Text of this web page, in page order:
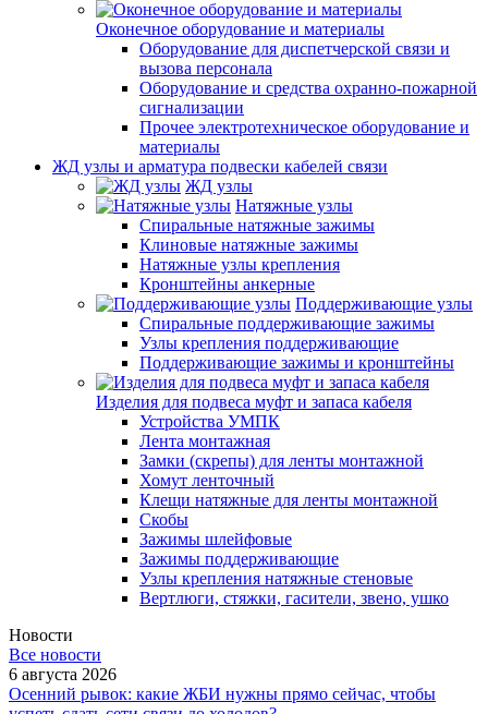
Оконечное оборудование и материалы
Оборудование для диспетчерской связи и
вызова персонала
Оборудование и средства охранно-пожарной
сигнализации
Прочее электротехническое оборудование и
материалы
ЖД узлы и арматура подвески кабелей связи
ЖД узлы
Натяжные узлы
Спиральные натяжные зажимы
Клиновые натяжные зажимы
Натяжные узлы крепления
Кронштейны анкерные
Поддерживающие узлы
Спиральные поддерживающие зажимы
Узлы крепления поддерживающие
Поддерживающие зажимы и кронштейны
Изделия для подвеса муфт и запаса кабеля
Устройства УМПК
Лента монтажная
Замки (скрепы) для ленты монтажной
Хомут ленточный
Клещи натяжные для ленты монтажной
Скобы
Зажимы шлейфовые
Зажимы поддерживающие
Узлы крепления натяжные стеновые
Вертлюги, стяжки, гасители, звено, ушко
Новости
Все новости
6 августа 2026
Осенний рывок: какие ЖБИ нужны прямо сейчас, чтобы